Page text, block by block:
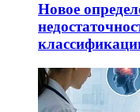
Новое